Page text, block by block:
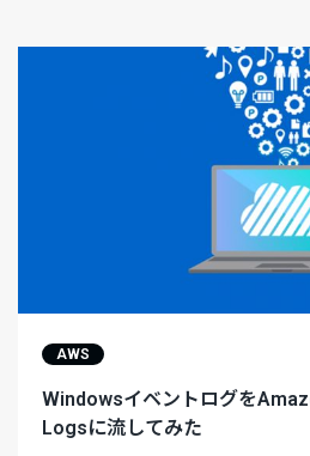
AWS
Windowsイベントログを
Logsに流してみた